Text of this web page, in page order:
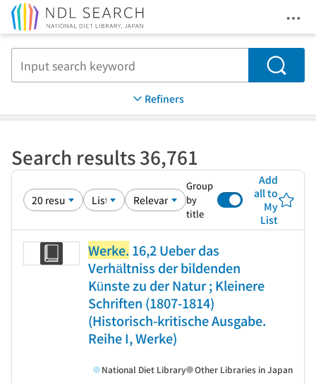
Search
Refiners
Search results 36,761
Group
by
title
Add
all to
My
List
Werke. 16,2 Ueber das
Verhältniss der bildenden
Künste zu der Natur ; Kleinere
Schriften (1807-1814)
(Historisch-kritische Ausgabe.
Reihe I, Werke)
National Diet Library Other Libraries in Japan